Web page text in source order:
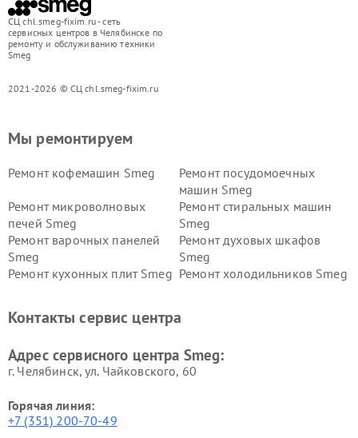
СЦ chl.smeg-fixim.ru - сеть
сервисных центров в Челябинске по
ремонту и обслуживанию техники
Smeg
2021-2026 © СЦ chl.smeg-fixim.ru
Мы ремонтируем
Ремонт кофемашин Smeg
Ремонт посудомоечных
машин Smeg
Ремонт микроволновых
печей Smeg
Ремонт стиральных машин
Smeg
Ремонт варочных панелей
Smeg
Ремонт духовых шкафов
Smeg
Ремонт кухонных плит Smeg Ремонт холодильников Smeg
Контакты сервис центра
Адрес сервисного центра Smeg:
г. Челябинск, ул. Чайковского, 60
Горячая линия:
+7 (351) 200-70-49